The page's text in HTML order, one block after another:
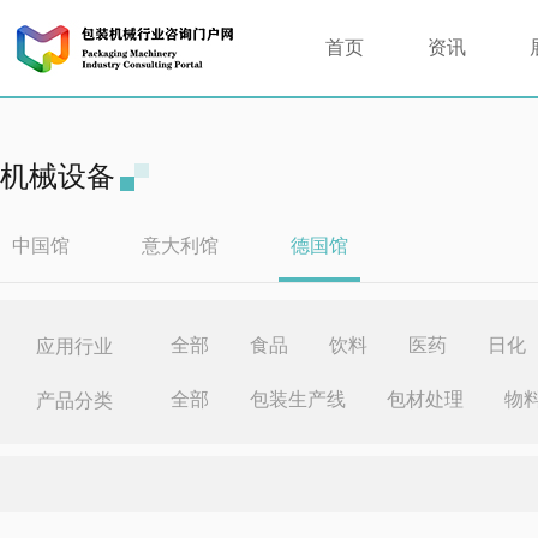
首页 资讯
机械设备
中国馆 意大利馆 德国馆
应用行业 全部 食品 饮料 医药 日化
产品分类 全部 包装生产线 包材处理 物